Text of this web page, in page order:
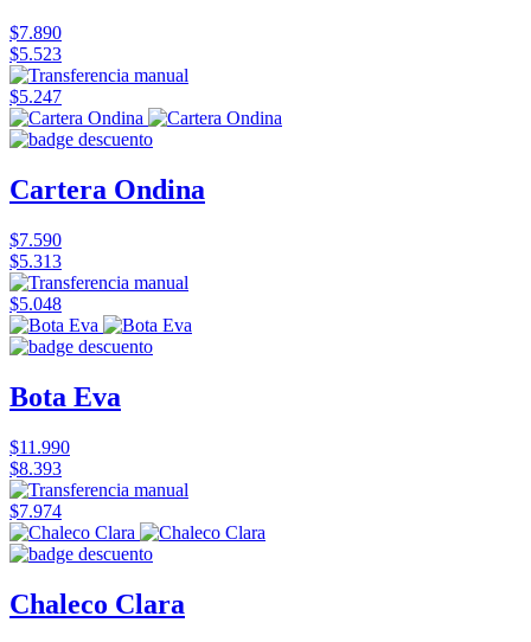
$7.890
$5.523
$5.247
Cartera Ondina
$7.590
$5.313
$5.048
Bota Eva
$11.990
$8.393
$7.974
Chaleco Clara